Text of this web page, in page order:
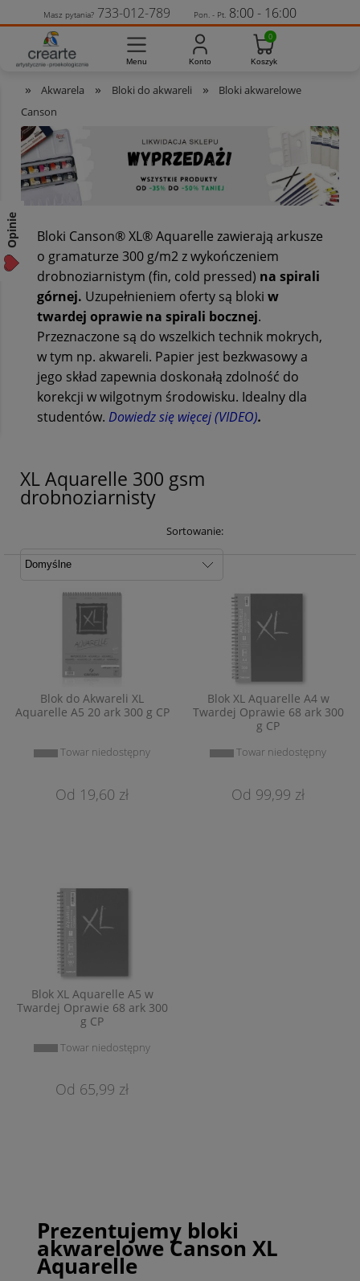
» Akwarela » Bloki do akwareli »
Bloki akwarelowe
Canson
Bloki Canson® XL® Aquarelle zawierają arkusze
o gramaturze 300 g/m2 z wykończeniem
drobnoziarnistym (fin, cold pressed) na spirali
górnej. Uzupełnieniem oferty są bloki w
twardej oprawie na spirali bocznej.
Przeznaczone są do wszelkich technik mokrych,
w tym np. akwareli. Papier jest bezkwasowy a
jego skład zapewnia doskonałą zdolność do
korekcji w wilgotnym środowisku. Idealny dla
studentów. Dowiedz się więcej (VIDEO).
XL Aquarelle 300 gsm
drobnoziarnisty
Sortowanie:
Blok do Akwareli XL
Aquarelle A5 20 ark 300 g CP
Towar niedostępny
19,60 zł
Blok XL Aquarelle A4 w
Twardej Oprawie 68 ark 300
g CP
Towar niedostępny
99,99 zł
Blok XL Aquarelle A5 w
Twardej Oprawie 68 ark 300
g CP
Towar niedostępny
65,99 zł
Prezentujemy bloki
akwarelowe Canson XL
Aquarelle
Masz pytania? 733-012-789 Pon. - Pt. 8:00 - 16:00
Opinie